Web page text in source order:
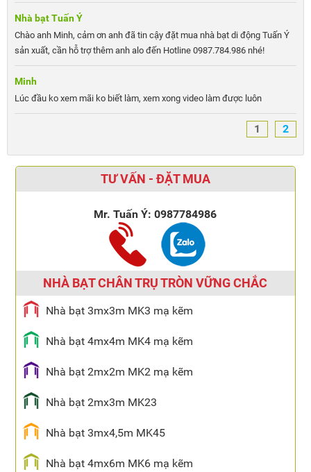
Nhà bạt Tuấn Ý
Chào anh Minh, cảm ơn anh đã tin cậy đặt mua nhà bạt di động Tuấn Ý
sản xuất, cần hỗ trợ thêm anh alo đến Hotline 0987.784.986 nhé!
Minh
Lúc đầu ko xem mãi ko biết làm, xem xong video làm được luôn
1 2
TƯ VẤN - ĐẶT MUA
Mr. Tuấn Ý:0987784986
NHÀ BẠT CHÂN TRỤ TRÒN VỮNG CHẮC
Nhà bạt 3mx3m MK3 mạ kẽm
Nhà bạt 4mx4m MK4 mạ kẽm
Nhà bạt 2mx2m MK2 mạ kẽm
Nhà bạt 2mx3m MK23
Nhà bạt 3mx4,5m MK45
Nhà bạt 4mx6m MK6 mạ kẽm